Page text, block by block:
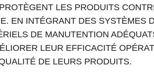
LES PRODUITS
EN INTÉGRANT DES SYSTÈMES
DE MANUTENTION
LEUR EFFICACITÉ
DE LEURS PRODUITS.